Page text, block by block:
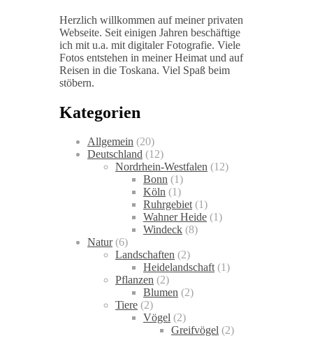
Herzlich willkommen auf meiner privaten
Webseite. Seit einigen Jahren beschäftige
ich mit u.a. mit digitaler Fotografie. Viele
Fotos entstehen in meiner Heimat und auf
Reisen in die Toskana. Viel Spaß beim
stöbern.
Kategorien
Allgemein (20)
Deutschland (12)
Nordrhein-Westfalen (12)
Bonn (1)
Köln (1)
Ruhrgebiet(1)
Wahner Heide (1)
Windeck (8)
Natur(6)
Landschaften (2)
Heidelandschaft(1)
Pflanzen (2)
Blumen (2)
Tiere (2)
Vögel (2)
Greifvögel (2)